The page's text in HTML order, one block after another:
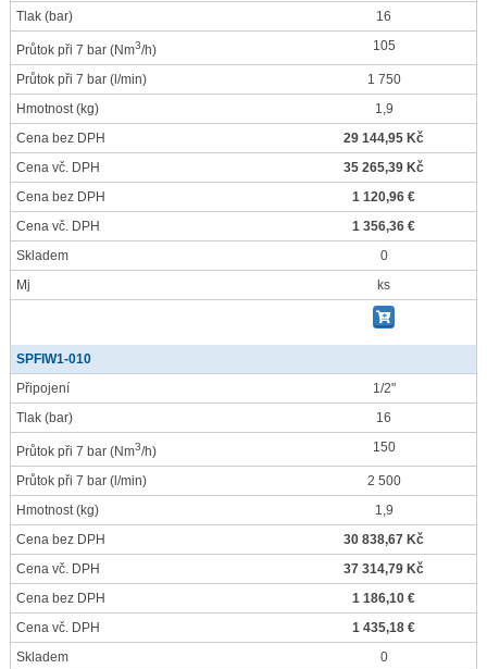
Tlak (bar) 16
Průtok při 7 bar (Nm3/h) 105
Průtok při 7 bar (l/min)
1 750
Hmotnost(kg)
1,9
Cena bez DPH
29 144,95 Kč
Cena vč. DPH
35 265,39 Kč
Cena bez DPH
1 120,96 €
Cena vč. DPH
1 356,36 €
Skladem
0
Mj
ks
SPFIW1-010
Připojení
1/2"
Tlak (bar) 16
Průtok při 7 bar (Nm3/h) 150
Průtok při 7 bar (l/min)
2 500
Hmotnost(kg)
1,9
Cena bez DPH
30 838,67 Kč
Cena vč. DPH
37 314,79 Kč
Cena bez DPH
1 186,10 €
Cena vč. DPH
1 435,18 €
Skladem
0